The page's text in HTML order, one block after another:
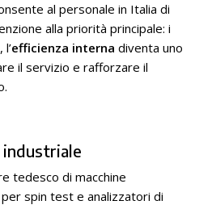
al personale in Italia di
alla priorità principale: i
efficienza interna diventa uno
il servizio e rafforzare il
tedesco di macchine
spin test e analizzatori di